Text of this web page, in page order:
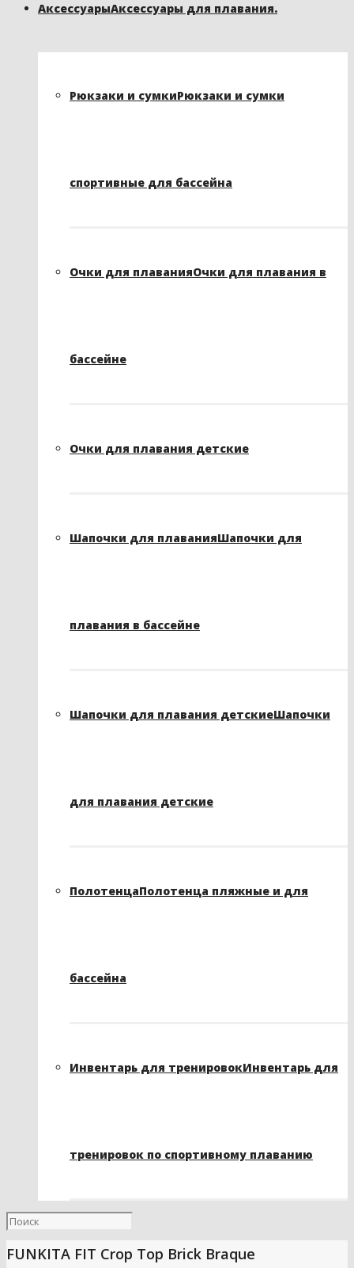
АксессуарыАксессуары для плавания.
Рюкзаки и сумкиРюкзаки и сумки
спортивные для бассейна
Очки для плаванияОчки для плавания в
бассейне
Очки для плавания детские
Шапочки для плаванияШапочки для
плавания в бассейне
Шапочки для плавания детскиеШапочки
для плавания детские
ПолотенцаПолотенца пляжные и для
бассейна
Инвентарь для тренировокИнвентарь для
тренировок по спортивному плаванию
FUNKITA FIT Crop Top Brick Braque